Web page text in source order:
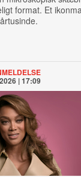
format. Et
| 17:09